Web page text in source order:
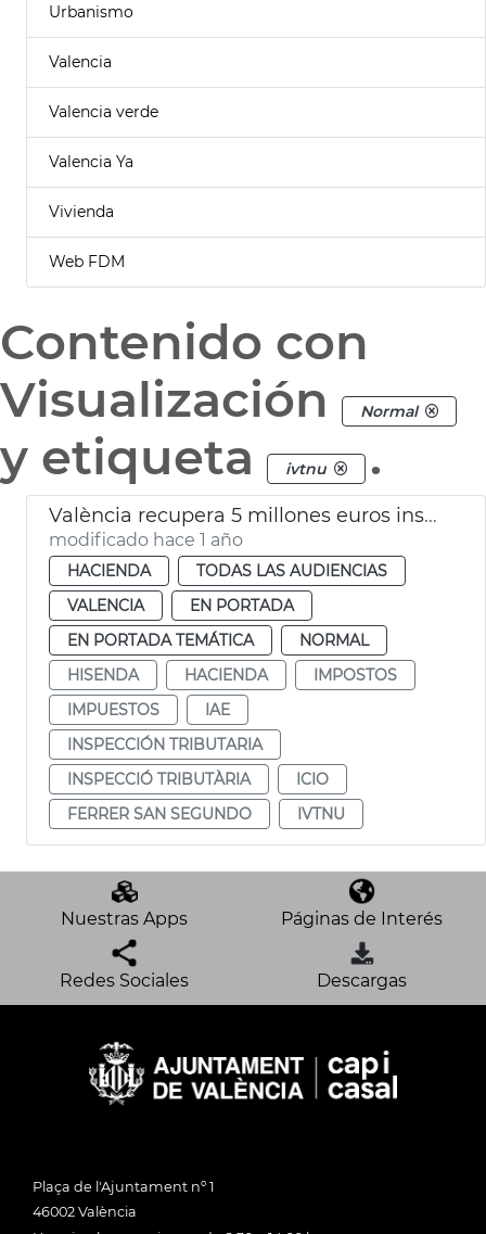
Urbanismo
Valencia
Valencia verde
Valencia Ya
Vivienda
Web FDM
Contenido con
Visualización
Normal
y etiqueta ivtnu .
València recupera 5 millones euros inspecciones tributarias 2024
modificado hace 1 año
HACIENDA
TODAS LAS AUDIENCIAS
VALENCIA
EN PORTADA
EN PORTADA TEMÁTICA
NORMAL
HISENDA
HACIENDA
IMPOSTOS
IMPUESTOS
IAE
INSPECCIÓN TRIBUTARIA
INSPECCIÓ TRIBUTÀRIA
ICIO
FERRER SAN SEGUNDO
IVTNU
Nuestras Apps Páginas de Interés
Redes Sociales Descargas
Plaça de l'Ajuntament nº 1
46002 València